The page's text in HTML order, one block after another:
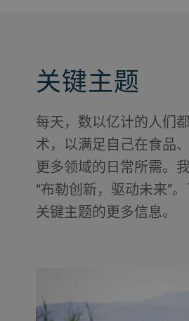
关键主题
每天，数以亿计的人们
术，以满足自己在食品
更多领域的日常所需。
“布勒创新，驱动未来”
关键主题的更多信息。